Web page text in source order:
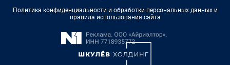
Политика конфиденциальности и обработки персональных данных и
правила использования сайта